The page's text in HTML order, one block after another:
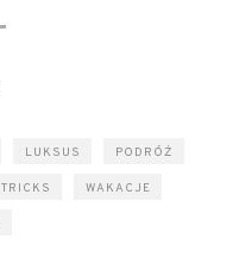
LUKSUS PODRÓŻ
TRICKS WAKACJE